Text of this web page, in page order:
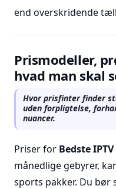
end overskridende
Prismodeller,
hvad man skal
Hvor prisfinter finder
uden forpligtelse,
nuancer.
Priser for Bedste IPTV
månedlige gebyrer,
sports pakker. Du bør